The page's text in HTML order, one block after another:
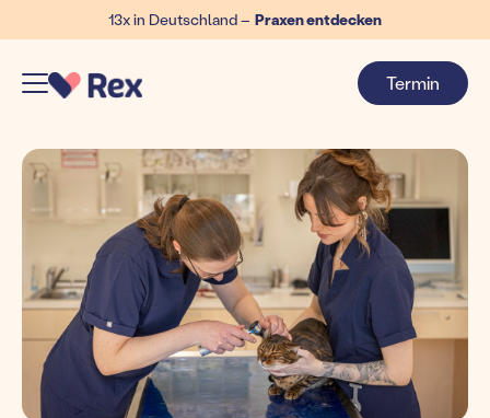
13x in Deutschland – Praxen entdecken
Termin